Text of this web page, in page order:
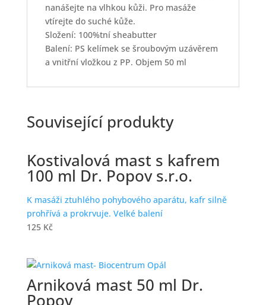
nanášejte na vlhkou kůži. Pro masáže
vtírejte do suché kůže.
Složení: 100%tní sheabutter
Balení: PS kelímek se šroubovým uzávěrem
a vnitřní vložkou z PP. Objem 50 ml
Související produkty
Kostivalová mast s kafrem
100 ml Dr. Popov s.r.o.
K masáži ztuhlého pohybového aparátu, kafr silně
prohřívá a prokrvuje. Velké balení
125 Kč
Arniková mast 50 ml Dr.
Popov